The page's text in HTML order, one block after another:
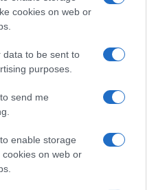
cookies on web or
data to be sent to
purposes.
send me
enable storage
on web or
Következő bejegyzés